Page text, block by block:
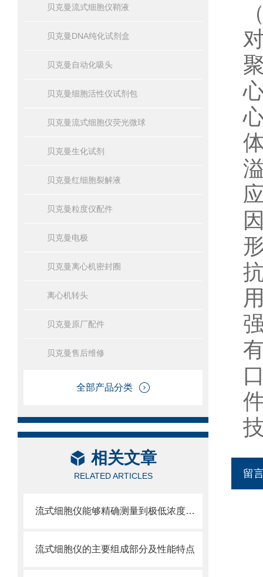
贝克曼流式细胞仪鞘液
贝克曼DNA纯化试剂盒
贝克曼自动化吸头
贝克曼细胞活性仪试剂包
贝克曼流式细胞仪荧光微球
贝克曼生化试剂
贝克曼红细胞裂解液
贝克曼粒度仪配件
贝克曼电极
贝克曼离心机密封圈
离心机转头
贝克曼原厂配件
贝克曼售后维修
全部产品分类
相关文章
RELATED ARTICLES
流式细胞仪能够精确测量到极低浓度的标记物
流式细胞仪的主要组成部分及性能特点
留